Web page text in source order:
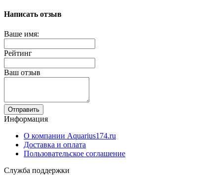
Написать отзыв
Ваше имя:
Рейтинг
Ваш отзыв
Отправить
Информация
О компании Aquarius174.ru
Доставка и оплата
Пользовательское соглашение
Служба поддержки